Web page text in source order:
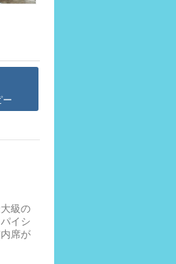
ー
級の
イシ
席が